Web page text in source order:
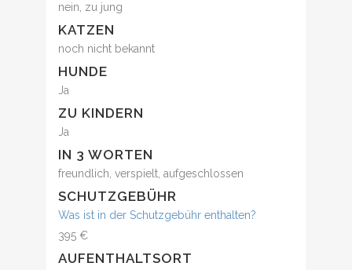
nein, zu jung
KATZEN
noch nicht bekannt
HUNDE
Ja
ZU KINDERN
Ja
IN 3 WORTEN
freundlich, verspielt, aufgeschlossen
SCHUTZGEBÜHR
Was ist in der Schutzgebühr enthalten?
395 €
AUFENTHALTSORT